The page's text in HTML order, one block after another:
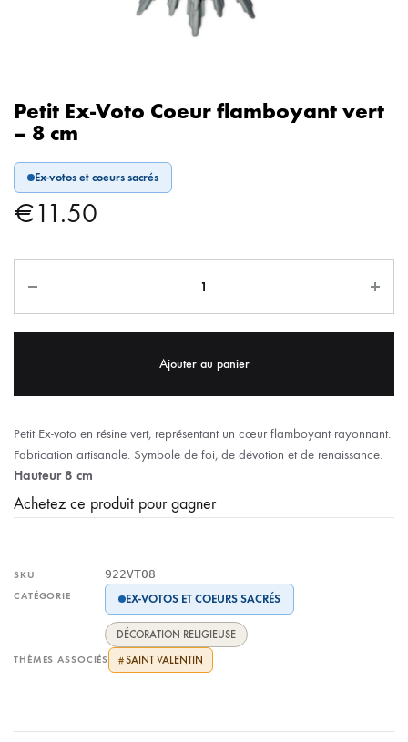
Petit Ex-Voto Coeur flamboyant vert
– 8 cm
Ex-votos et coeurs sacrés
€11.50
Ajouter au panier
Petit Ex-voto en résine vert, représentant un cœur flamboyant rayonnant.
Fabrication artisanale. Symbole de foi, de dévotion et de renaissance.
Hauteur 8 cm
Achetez ce produit pour gagner
SKU 922VT08
CATÉGORIE EX-VOTOS ET COEURS SACRÉS
DÉCORATION RELIGIEUSE
THÈMES ASSOCIÉS #SAINT VALENTIN